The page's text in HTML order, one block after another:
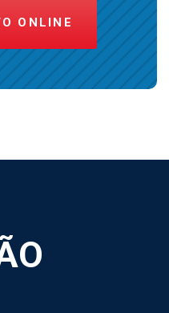
ONLINE